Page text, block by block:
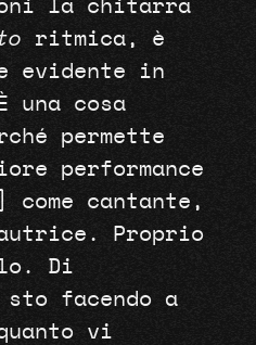
la chitarra
ritmica, è
evidente in
una cosa
permette
performance
cantante,
autrice. Proprio
Di
sto facendo a
vi